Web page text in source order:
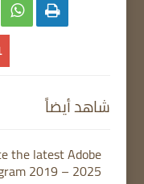
 
شاهد أيضاً
the latest Adobe
2019 – 2025